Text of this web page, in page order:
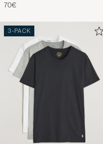
Perfekt ! Passa som
Snygga och sköna
Rekommenderar
ANDERS G GEKOCHT
Paasade fint med
o vikt ca 70.
70€
3-PACK